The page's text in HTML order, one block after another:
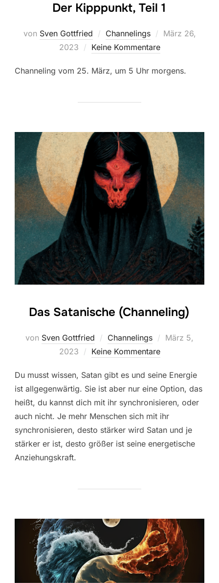
Der Kipppunkt, Teil 1
von Sven Gottfried Channelings
Veröffentlicht
März 26,
2023
Keine Kommentare
Channeling vom 25. März, um 5 Uhr morgens.
Das Satanische (Channeling)
von Sven Gottfried Channelings
Veröffentlicht
März 5,
2023
Keine Kommentare
Du musst wissen, Satan gibt es und seine Energie
ist allgegenwärtig. Sie ist aber nur eine Option, das
heißt, du kannst dich mit ihr synchronisieren, oder
auch nicht. Je mehr Menschen sich mit ihr
synchronisieren, desto stärker wird Satan und je
stärker er ist, desto größer ist seine energetische
Anziehungskraft.